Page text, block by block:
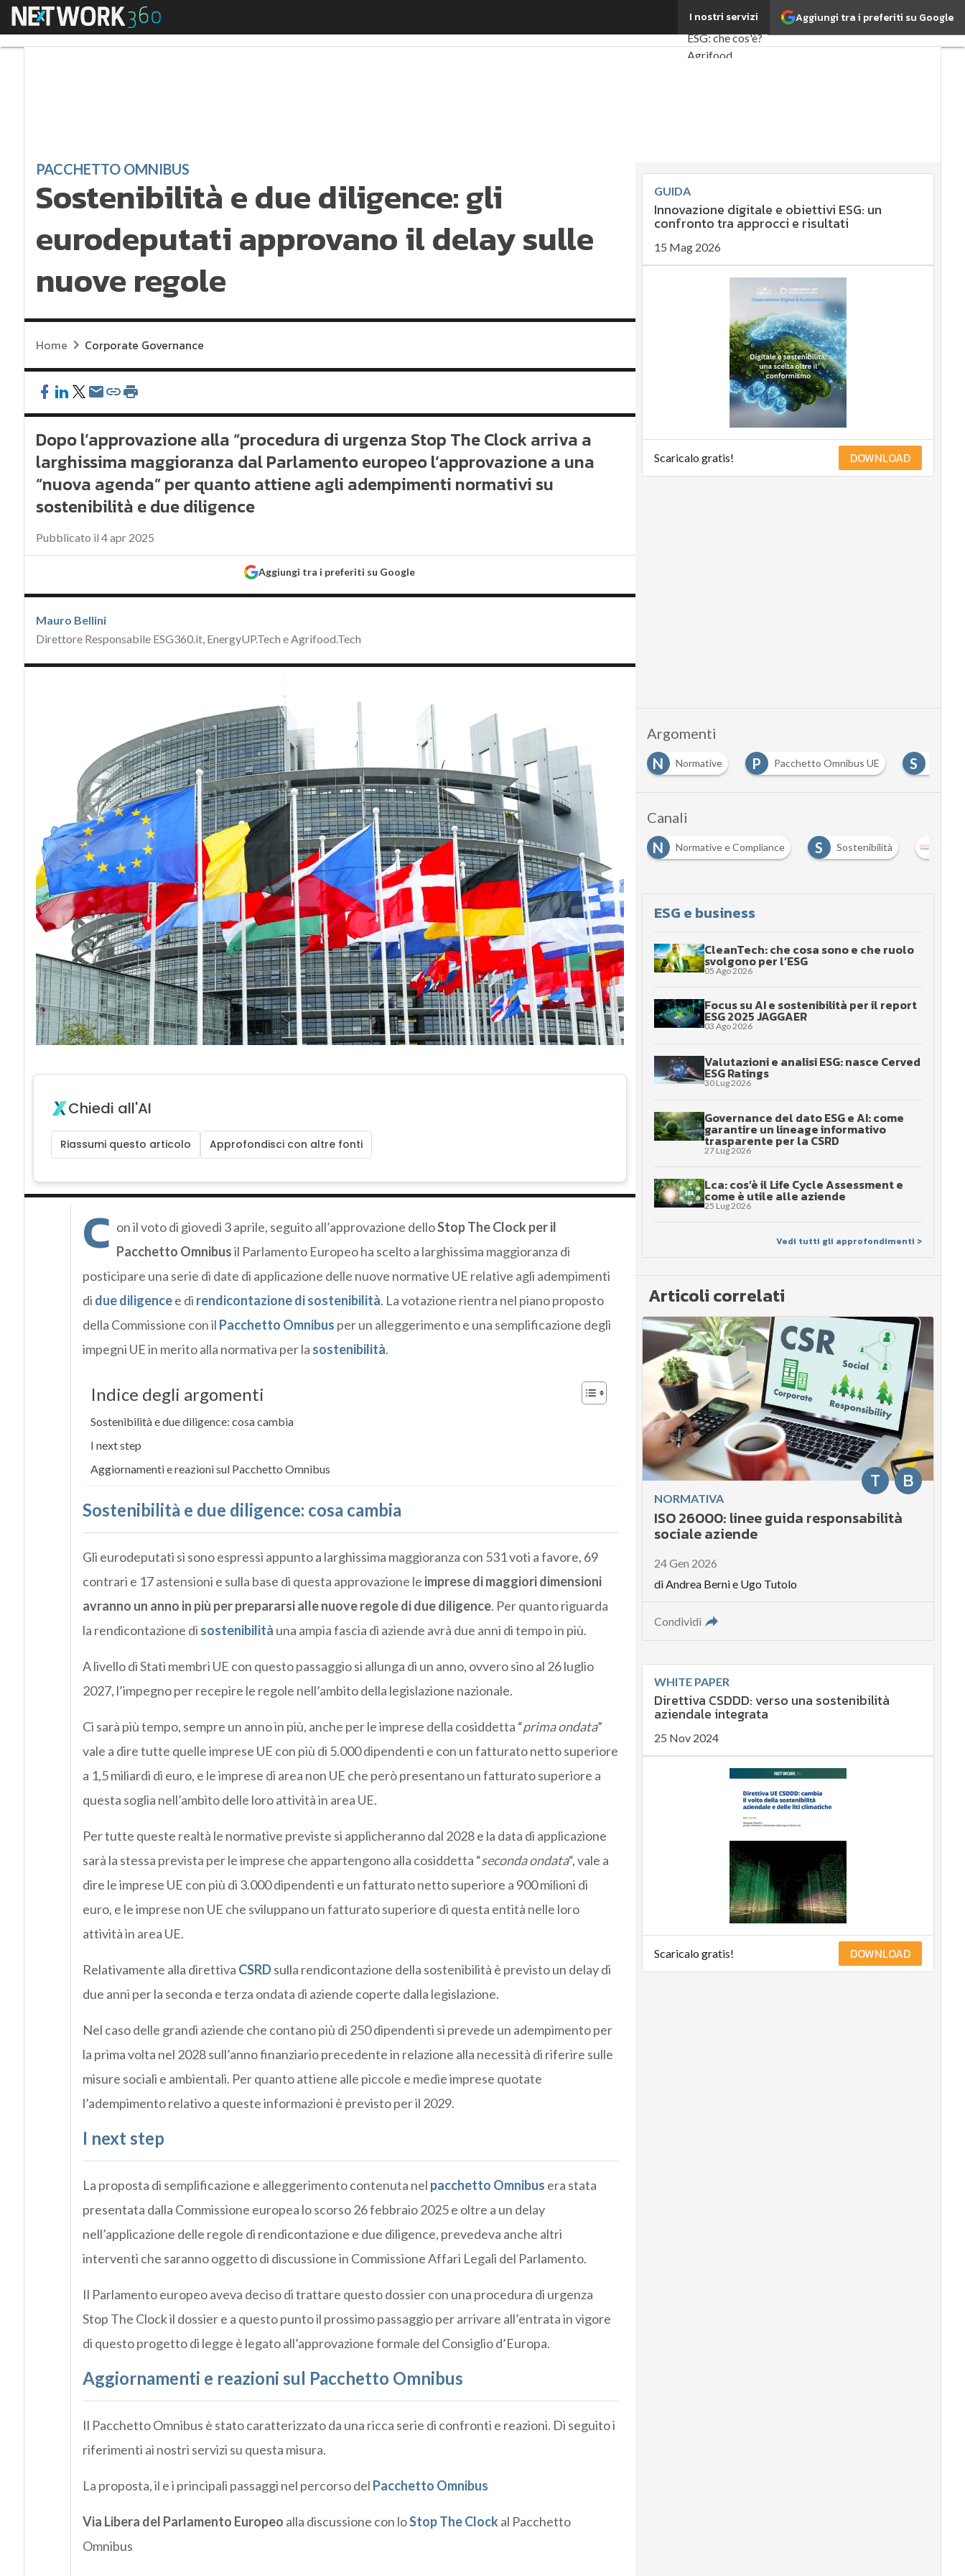
Aggiungi tra i preferiti su Google
I nostri servizi
Menu
Ultimi articoli
ESG: che cos'è?
Agrifood
importante?
Ambiente
sostenibile
Economia
sostenibile
Sustainability
Management
Normative e
Compliance
Corporate
governance
Digital for ESG
ESG Smart Data
Ultimi articoli
PACCHETTO OMNIBUS
Sostenibilità e due diligence: gli
eurodeputati approvano il delay sulle
nuove regole
Home Corporate Governance
Dopo l’approvazione alla “procedura di urgenza Stop The Clock arriva a
larghissima maggioranza dal Parlamento europeo l’approvazione a una
“nuova agenda” per quanto attiene agli adempimenti normativi su
sostenibilità e due diligence
Pubblicato il 4 apr 2025
Aggiungi tra i preferiti su Google
Mauro Bellini
Direttore Responsabile ESG360.it, EnergyUP.Tech e Agrifood.Tech
Chiedi all'AI
Riassumi questo articolo Approfondisci con altre fonti
C on il voto di giovedì 3 aprile, seguito all’approvazione delloStop The Clock per il
Pacchetto Omnibusil Parlamento Europeo ha scelto a larghissima maggioranza di
posticipare una serie di date di applicazione delle nuove normative UE relative agli adempimenti
di due diligencee di rendicontazione di sostenibilità. La votazione rientra nel piano proposto
della Commissione con il Pacchetto Omnibus per un alleggerimento e una semplificazione degli
impegni UE in merito alla normativa per la sostenibilità.
Indice degli argomenti
Sostenibilità e due diligence: cosa cambia
I next step
Aggiornamenti e reazioni sul Pacchetto Omnibus
Sostenibilità e due diligence: cosa cambia
Gli eurodeputati si sono espressi appunto a larghissima maggioranza con 531 voti a favore, 69
contrari e 17 astensioni e sulla base di questa approvazione le imprese di maggiori dimensioni
avranno un anno in più per prepararsi alle nuove regole di due diligence. Per quanto riguarda
la rendicontazione di sostenibilità una ampia fascia di aziende avrà due anni di tempo in più.
A livello di Stati membri UE con questo passaggio si allunga di un anno, ovvero sino al 26 luglio
2027, l’impegno per recepire le regole nell’ambito della legislazione nazionale.
Ci sarà più tempo, sempre un anno in più, anche per le imprese della cosiddetta “prima ondata”
vale a dire tutte quelle imprese UE con più di 5.000 dipendenti e con un fatturato netto superiore
a 1,5 miliardi di euro, e le imprese di area non UE che però presentano un fatturato superiore a
questa soglia nell’ambito delle loro attività in area UE.
Per tutte queste realtà le normative previste si applicheranno dal 2028 e la data di applicazione
sarà la stessa prevista per le imprese che appartengono alla cosiddetta “seconda ondata“, vale a
dire le imprese UE con più di 3.000 dipendenti e un fatturato netto superiore a 900 milioni di
euro, e le imprese non UE che sviluppano un fatturato superiore di questa entità nelle loro
attività in area UE.
Relativamente alla direttiva CSRDsulla rendicontazione della sostenibilità è previsto un delay di
due anni per la seconda e terza ondata di aziende coperte dalla legislazione.
Nel caso delle grandi aziende che contano più di 250 dipendenti si prevede un adempimento per
la prima volta nel 2028 sull’anno finanziario precedente in relazione alla necessità di riferire sulle
misure sociali e ambientali. Per quanto attiene alle piccole e medie imprese quotate
l’adempimento relativo a queste informazioni è previsto per il 2029.
I next step
La proposta di semplificazione e alleggerimento contenuta nel pacchetto Omnibus era stata
presentata dalla Commissione europea lo scorso 26 febbraio 2025 e oltre a un delay
nell’applicazione delle regole di rendicontazione e due diligence, prevedeva anche altri
interventi che saranno oggetto di discussione in Commissione Affari Legali del Parlamento.
Il Parlamento europeo aveva deciso di trattare questo dossier con una procedura di urgenza
Stop The Clock il dossier e a questo punto il prossimo passaggio per arrivare all’entrata in vigore
di questo progetto di legge è legato all’approvazione formale del Consiglio d’Europa.
Aggiornamenti e reazioni sul Pacchetto Omnibus
Il Pacchetto Omnibus è stato caratterizzato da una ricca serie di confronti e reazioni. Di seguito i
riferimenti ai nostri servizi su questa misura.
La proposta, il e i principali passaggi nel percorso del Pacchetto Omnibus
Via Libera del Parlamento Europeo alla discussione con loStop The Clockal Pacchetto
Omnibus
GUIDA
Innovazione digitale e obiettivi ESG: un
confronto tra approcci e risultati
15 Mag 2026
Scaricalo gratis! DOWNLOAD
Argomenti
G
Governance N Normative P Pacchetto Omnibus UE S
Canali
C
Corporate Governance N Normative e Compliance S Sostenibilità
ESG e business
CleanTech: che cosa sono e che ruolo
svolgono per l’ESG
05 Ago 2026
Focus su AI e sostenibilità per il report
ESG 2025 JAGGAER
03 Ago 2026
Valutazioni e analisi ESG: nasce Cerved
ESG Ratings
30 Lug 2026
Governance del dato ESG e AI: come
garantire un lineage informativo
trasparente per la CSRD
27 Lug 2026
Lca: cos’è il Life Cycle Assessment e
come è utile alle aziende
25 Lug 2026
Vedi tutti gli approfondimenti >
Articoli correlati
B
T
NORMATIVA
ISO 26000: linee guida responsabilità
sociale aziende
24 Gen 2026
diAndrea Bernie Ugo Tutolo
Condividi
WHITE PAPER
Direttiva CSDDD: verso una sostenibilità
aziendale integrata
25 Nov 2024
Scaricalo gratis! DOWNLOAD